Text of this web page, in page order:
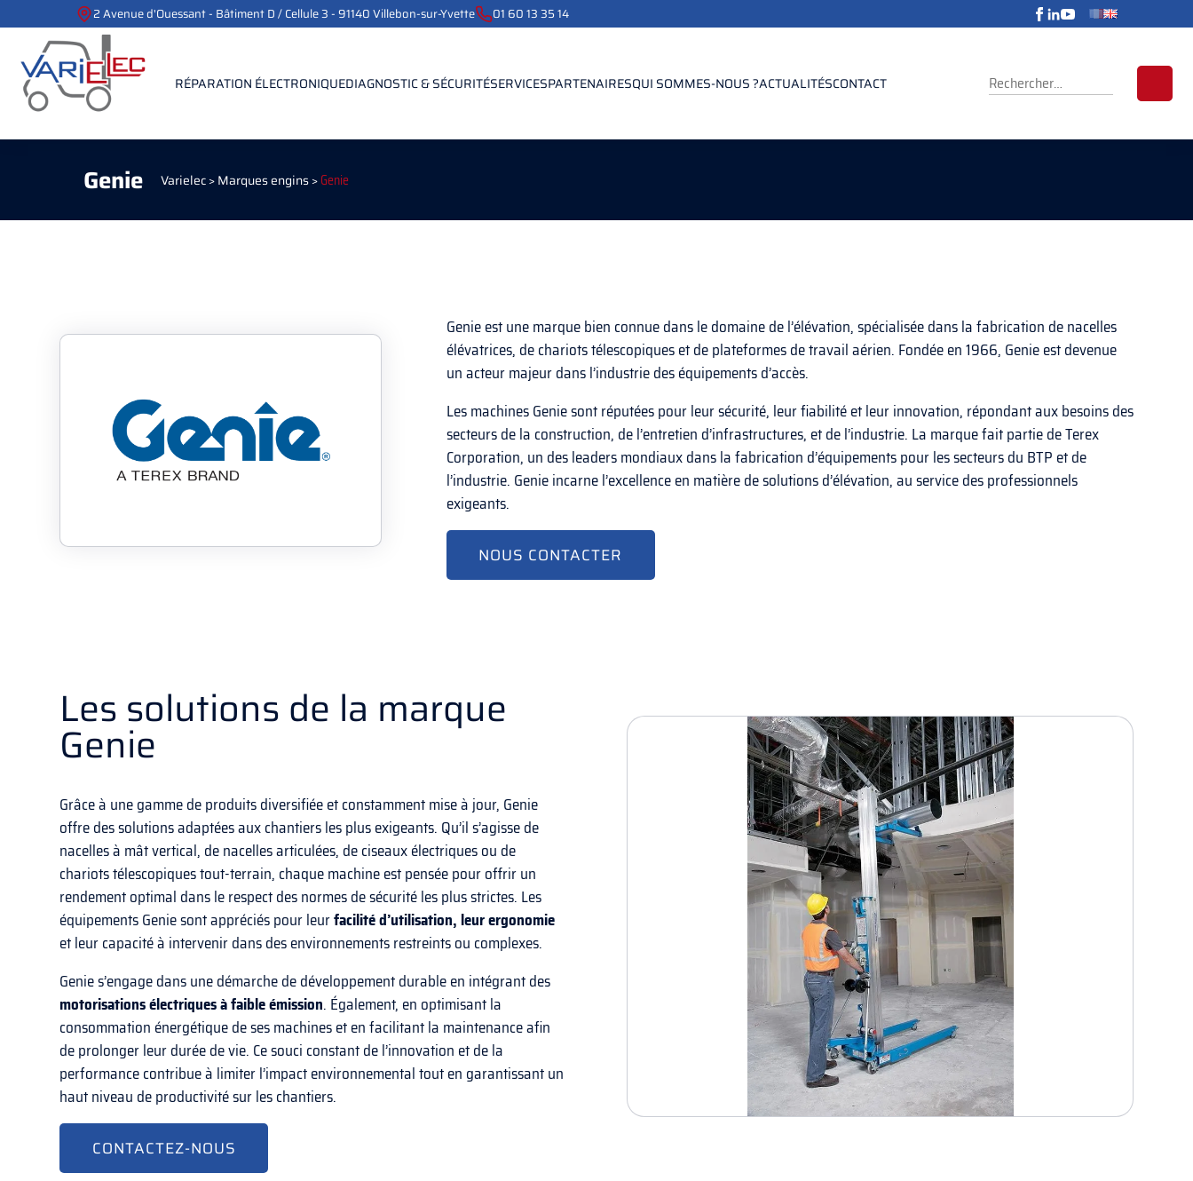
2 Avenue d'Ouessant - Bâtiment D / Cellule 3 - 91140 Villebon-sur-Yvette 01 60 13 35 14
RÉPARATION ÉLECTRONIQUEDIAGNOSTIC & SÉCURITÉSERVICESPARTENAIRESQUI SOMMES-NOUS ?ACTUALITÉSCONTACT RECHERCHER :
Genie Varielec>Marques engins>Genie
Genie est une marque bien connue dans le domaine de l’élévation, spécialisée dans la fabrication de nacelles
élévatrices, de chariots télescopiques et de plateformes de travail aérien. Fondée en 1966, Genie est devenue
un acteur majeur dans l’industrie des équipements d’accès.
Les machines Genie sont réputées pour leur sécurité, leur fiabilité et leur innovation, répondant aux besoins des
secteurs de la construction, de l’entretien d’infrastructures, et de l’industrie. La marque fait partie de Terex
Corporation, un des leaders mondiaux dans la fabrication d’équipements pour les secteurs du BTP et de
l’industrie. Genie incarne l’excellence en matière de solutions d’élévation, au service des professionnels
exigeants.
NOUS CONTACTER
Les solutions de la marque
Genie
Grâce à une gamme de produits diversifiée et constamment mise à jour, Genie
offre des solutions adaptées aux chantiers les plus exigeants. Qu’il s’agisse de
nacelles à mât vertical, de nacelles articulées, de ciseaux électriques ou de
chariots télescopiques tout-terrain, chaque machine est pensée pour offrir un
rendement optimal dans le respect des normes de sécurité les plus strictes. Les
équipements Genie sont appréciés pour leurfacilité d’utilisation, leur ergonomie
et leur capacité à intervenir dans des environnements restreints ou complexes.
Genie s’engage dans une démarche de développement durable en intégrant des
motorisations électriques à faible émission. Également, en optimisant la
consommation énergétique de ses machines et en facilitant la maintenance afin
de prolonger leur durée de vie. Ce souci constant de l’innovation et de la
performance contribue à limiter l’impact environnemental tout en garantissant un
haut niveau de productivité sur les chantiers.
CONTACTEZ-NOUS